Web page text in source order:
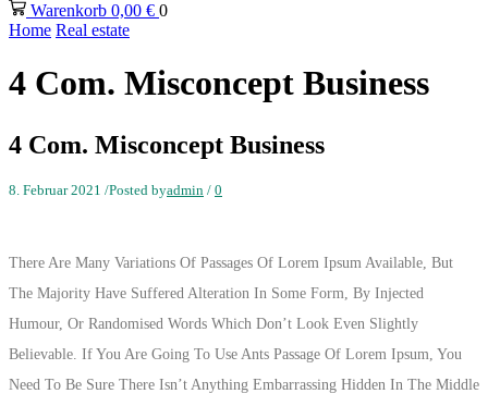
Warenkorb 0,00 € 0
Home Real estate
4 Com. Misconcept Business
4 Com. Misconcept Business
8. Februar 2021 /Posted byadmin / 0
There Are Many Variations Of Passages Of Lorem Ipsum Available, But
The Majority Have Suffered Alteration In Some Form, By Injected
Humour, Or Randomised Words Which Don’t Look Even Slightly
Believable. If You Are Going To Use Ants Passage Of Lorem Ipsum, You
Need To Be Sure There Isn’t Anything Embarrassing Hidden In The Middle